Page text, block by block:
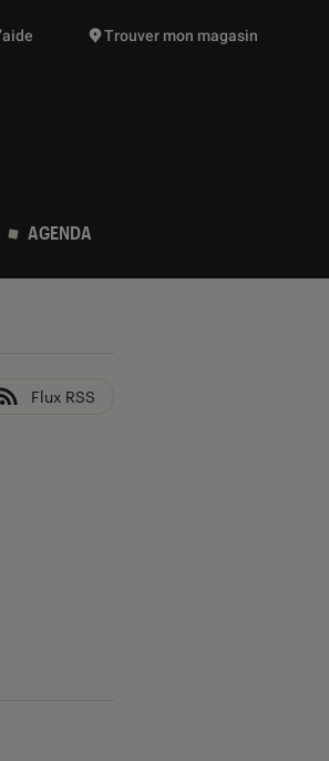
produits vont vous être proposées
Trouver mon magasin
AGENDA
Flux RSS